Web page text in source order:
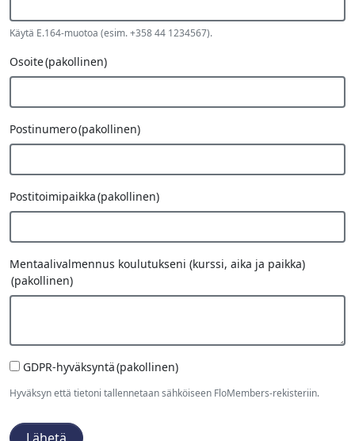
Käytä E.164-muotoa (esim. +358 44 1234567).
Osoite(pakollinen)
Postinumero(pakollinen)
Postitoimipaikka(pakollinen)
Mentaalivalmennus koulutukseni (kurssi, aika ja paikka)
(pakollinen)
GDPR-hyväksyntä(pakollinen)
Hyväksyn että tietoni tallennetaan sähköiseen FloMembers-rekisteriin.